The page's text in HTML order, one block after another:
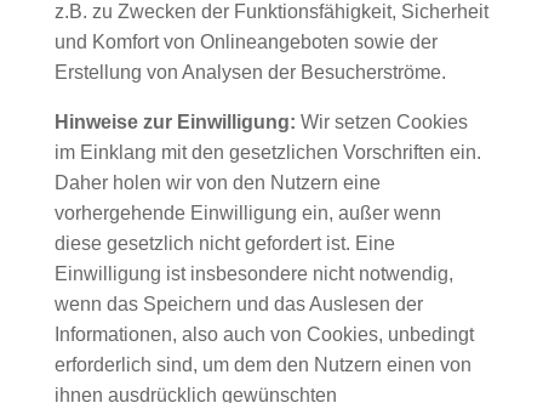
z.B. zu Zwecken der Funktionsfähigkeit, Sicherheit
und Komfort von Onlineangeboten sowie der
Erstellung von Analysen der Besucherströme.
Hinweise zur Einwilligung: Wir setzen Cookies
im Einklang mit den gesetzlichen Vorschriften ein.
Daher holen wir von den Nutzern eine
vorhergehende Einwilligung ein, außer wenn
diese gesetzlich nicht gefordert ist. Eine
Einwilligung ist insbesondere nicht notwendig,
wenn das Speichern und das Auslesen der
Informationen, also auch von Cookies, unbedingt
erforderlich sind, um dem den Nutzern einen von
ihnen ausdrücklich gewünschten